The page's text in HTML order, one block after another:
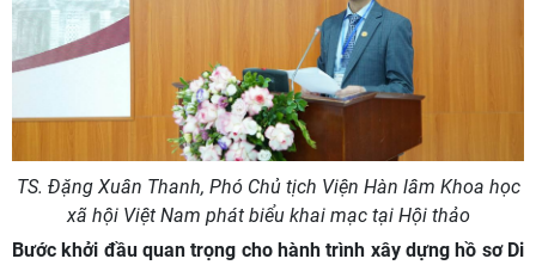
TS. Đặng Xuân Thanh, Phó Chủ tịch Viện Hàn lâm Khoa học
xã hội Việt Nam phát biểu khai mạc tại Hội thảo
Bước khởi đầu quan trọng cho hành trình xây dựng hồ sơ Di